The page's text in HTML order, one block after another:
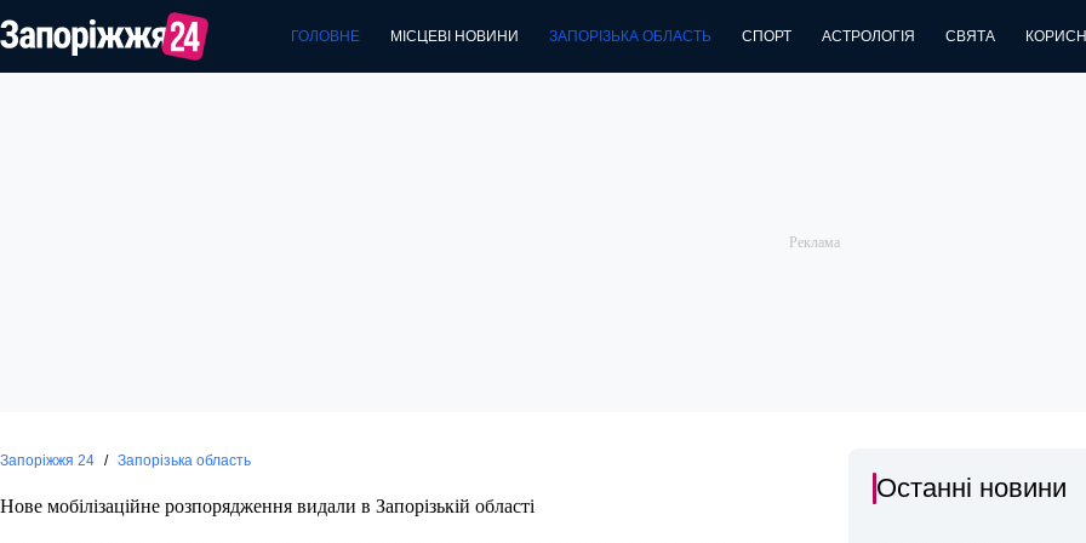
до
вмісту
ГОЛОВНЕ МІСЦЕВІ НОВИНИ ЗАПОРІЗЬКА ОБЛАСТЬ СПОРТ АСТРОЛОГІЯ СВЯТА
Запоріжжя 24 / Запорізька область
Нове мобілізаційне розпорядження видали в Запорізькій області
Останні новини